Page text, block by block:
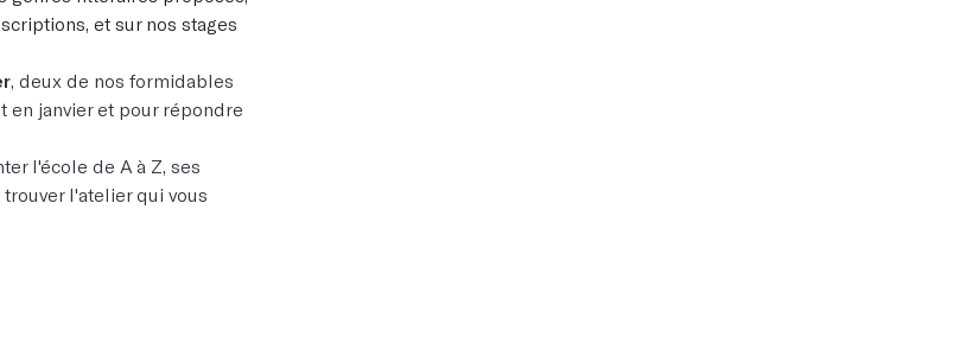
et sur nos stages
, deux de nos formidables
en janvier et pour répondre
l'école de A à Z, ses
l'atelier qui vous